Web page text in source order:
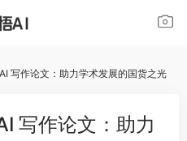
写作论文：助力学术发展的国货之光
写作论文：助力